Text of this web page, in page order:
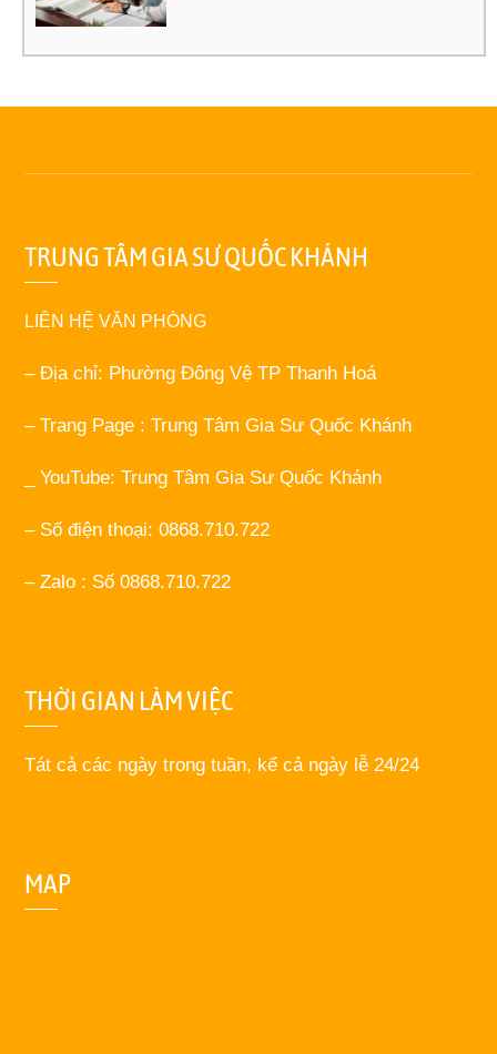
TRUNG TÂM GIA SƯ QUỐC KHÁNH
LIÊN HỆ VĂN PHÒNG
– Địa chỉ: Phường Đông Vệ TP Thanh Hoá
– Trang Page : Trung Tâm Gia Sư Quốc Khánh
_ YouTube: Trung Tâm Gia Sư Quốc Khánh
– Số điện thoại: 0868.710.722
– Zalo : Số 0868.710.722
THỜI GIAN LÀM VIỆC
Tát cả các ngày trong tuần, kể cả ngày lễ 24/24
MAP